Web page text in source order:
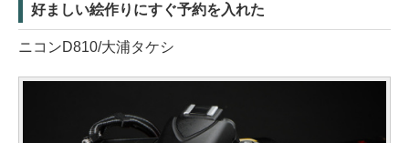
好ましい絵作りにすぐ予約を入れた
ニコンD810/大浦タケシ